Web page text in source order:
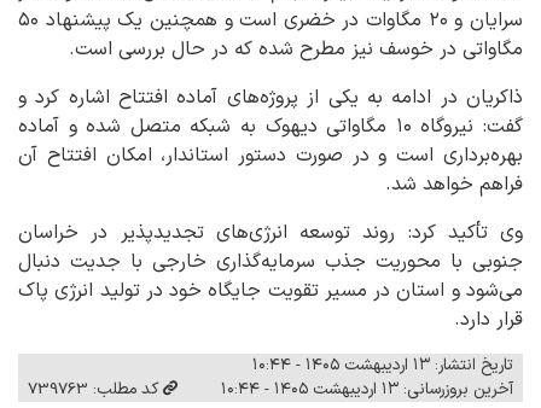
سرایان و ۲۰ مگاوات در خضری است و همچنین یک پیشنهاد ۵۰
مگاواتی در خوسف نیز مطرح شده که در حال بررسی است.
ذاکریان در ادامه به یکی از پروژه‌های آماده افتتاح اشاره کرد و
گفت: نیروگاه ۱۰ مگاواتی دیهوک به شبکه متصل شده و آماده
بهره‌برداری است و در صورت دستور استاندار، امکان افتتاح آن
فراهم خواهد شد.
وی تأکید کرد: روند توسعه انرژی‌های تجدیدپذیر در خراسان
جنوبی با محوریت جذب سرمایه‌گذاری خارجی با جدیت دنبال
می‌شود و استان در مسیر تقویت جایگاه خود در تولید انرژی پاک
قرار دارد.
تاریخ انتشار: ۱۳ اردیبهشت ۱۴۰۵ - ۱۰:۴۴
آخرین بروزرسانی: ۱۳ اردیبهشت ۱۴۰۵ - ۱۰:۴۴
کد مطلب: 739763